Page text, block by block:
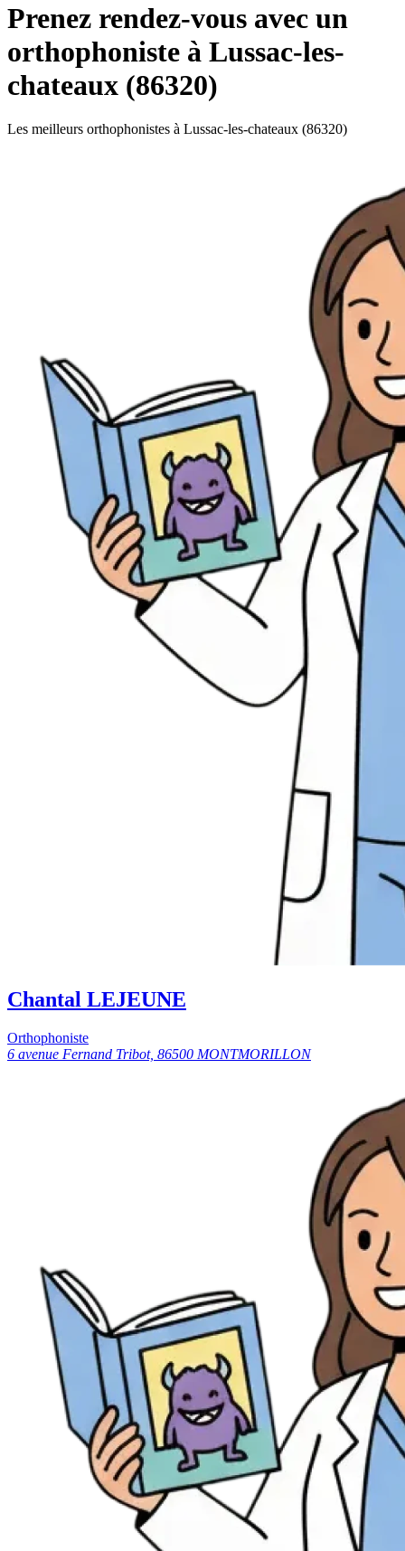
Prenez rendez-vous avec un
orthophoniste à Lussac-les-
chateaux (86320)
Les meilleurs orthophonistes à Lussac-les-chateaux (86320)
Chantal LEJEUNE
Orthophoniste
6 avenue Fernand Tribot, 86500 MONTMORILLON